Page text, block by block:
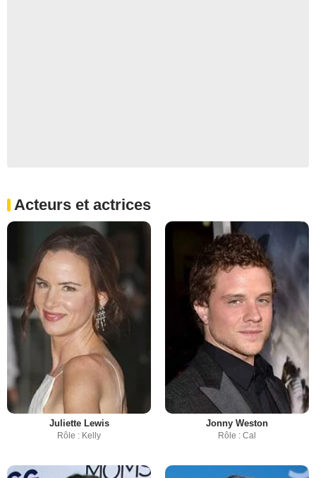
Acteurs et actrices
Juliette Lewis
Rôle : Kelly
Jonny Weston
Rôle : Cal